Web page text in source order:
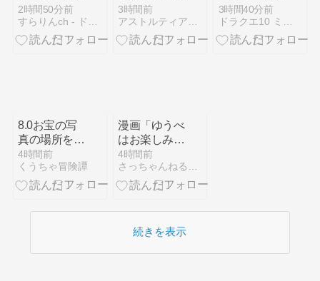
ノーガS1ま
で記録69匹
でした マジ
2時間50分前
は ペット飼
育放棄を防止
するための施
3時間前
対象モンスタ
ーと出現場所
まとめ
3時間40分前
8.0お宝の写
真の場所を探
してきました
4時間前
くうちゃ冒険譚
漫画「ゆうべ
はお楽しみで
したね」第
123話が公開
されてまし
4時間前
さっちゃんねる DQX
続きを表示